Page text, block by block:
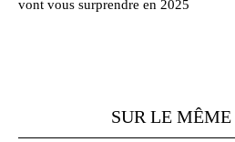
vont vous surprendre en 2025
SUR LE